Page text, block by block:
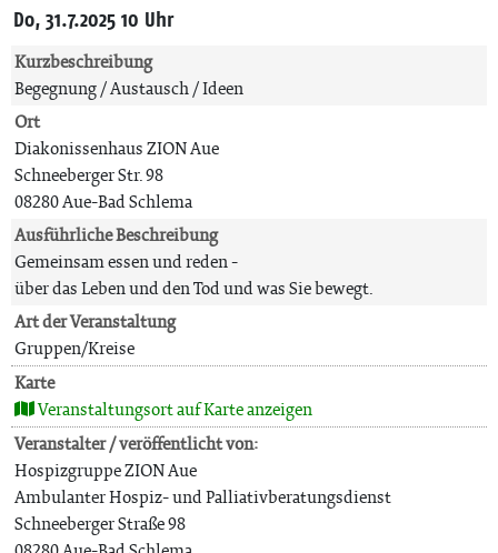
Do, 31.7.2025 10 Uhr
Kurzbeschreibung
Begegnung / Austausch / Ideen
Ort
Diakonissenhaus ZION Aue
Schneeberger Str. 98
08280 Aue-Bad Schlema
Ausführliche Beschreibung
Gemeinsam essen und reden -
über das Leben und den Tod und was Sie bewegt.
Art der Veranstaltung
Gruppen/Kreise
Karte
Veranstaltungsort auf Karte anzeigen
Veranstalter / veröffentlicht von:
Hospizgruppe ZION Aue
Ambulanter Hospiz- und Palliativberatungsdienst
Schneeberger Straße 98